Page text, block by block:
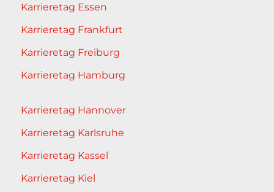
Karrieretag Essen
Karrieretag Frankfurt
Karrieretag Freiburg
Karrieretag Hamburg
Karrieretag Hannover
Karrieretag Karlsruhe
Karrieretag Kassel
Karrieretag Kiel